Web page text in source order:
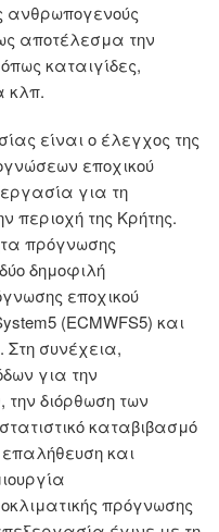
ανθρωπογενούς
αποτέλεσμα την
καταιγίδες,
κλπ.
είναι ο έλεγχος της
εποχικού
για τη
περιοχή της Κρήτης.
πρόγνωσης
δημοφιλή
εποχικού
(ECMWFS5) και
Στη συνέχεια,
για την
διόρθωση των
καταβιβασμό
και
πρόγνωσης